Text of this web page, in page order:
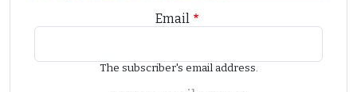
Email
The subscriber's email address.